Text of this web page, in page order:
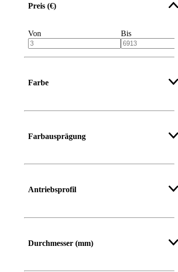
Preis (€)
Von Bis
Farbe
Farbausprägung
Antriebsprofil
Durchmesser (mm)